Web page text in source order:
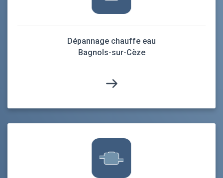
Dépannage chauffe eau
Bagnols-sur-Cèze